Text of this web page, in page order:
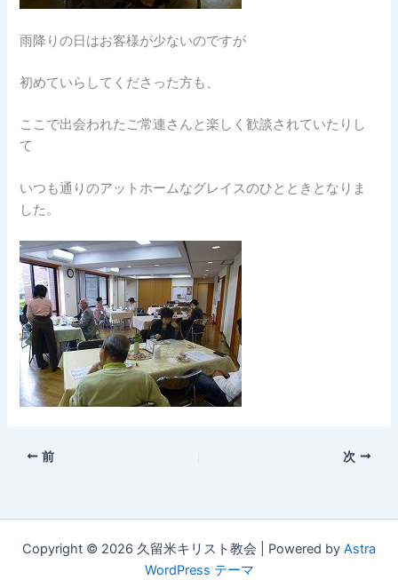
雨降りの日はお客様が少ないのですが
初めていらしてくださった方も、
ここで出会われたご常連さんと楽しく歓談されていたりし
て
いつも通りのアットホームなグレイスのひとときとなりま
した。
前 次
Copyright © 2026 久留米キリスト教会 | Powered by Astra
WordPress テーマ